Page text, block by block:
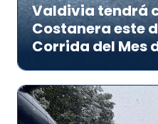
Valdivia tendrá
Costanera este
Corrida del Mes